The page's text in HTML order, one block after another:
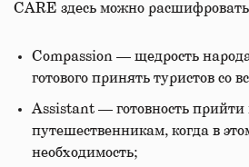
CARE здесь можно
Compassion — щедрость
готового принять туристов со
Assistant — готовность
путешественникам, когда в
необходимость;